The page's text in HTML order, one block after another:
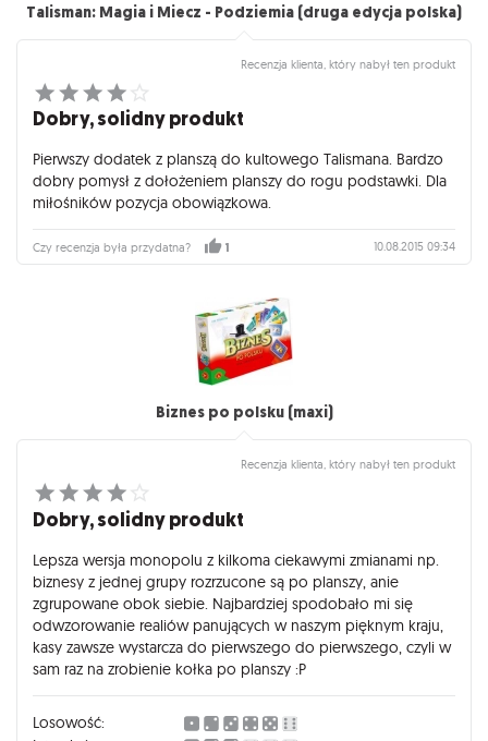
Talisman: Magia i Miecz - Podziemia (druga edycja polska)
Recenzja klienta, który nabył ten produkt
Dobry, solidny produkt
Pierwszy dodatek z planszą do kultowego Talismana. Bardzo
dobry pomysł z dołożeniem planszy do rogu podstawki. Dla
miłośników pozycja obowiązkowa.
Czy recenzja była przydatna? 1 10.08.2015 09:34
Biznes po polsku (maxi)
Recenzja klienta, który nabył ten produkt
Dobry, solidny produkt
Lepsza wersja monopolu z kilkoma ciekawymi zmianami np.
biznesy z jednej grupy rozrzucone są po planszy, anie
zgrupowane obok siebie. Najbardziej spodobało mi się
odwzorowanie realiów panujących w naszym pięknym kraju,
kasy zawsze wystarcza do pierwszego do pierwszego, czyli w
sam raz na zrobienie kołka po planszy :P
Losowość: